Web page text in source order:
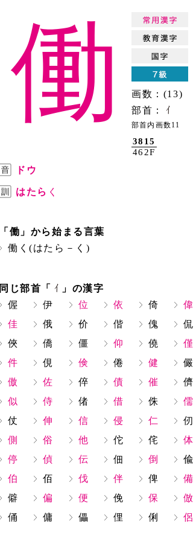
働
画数：(13)
部首：
部首内画数11
3815
462F
ドウ
はたら く
「働」から始まる言葉
働く(はたら－く)
同じ部首「
」の漢字
偓
伊 位 依 倚 偉
佳
俄 价 偕 傀 侃
俠
僑 僵 仰 僥 僅
件
俔 倹 倦 健 儼
傲
佐 倅 債 催 儕
似
侍 偖 借 侏 儒
仗
伸 信 侵 仁 仞
側
俗 他 佗 侘 体
停
偵 伝 佃 倒 偸
伯
佰 伐 伴 俾 備
僻
偏 便 俛 保 倣
俑
傭 儡 俚 俐 侶